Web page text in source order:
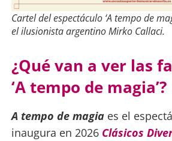
Cartel del espectáculo ‘A tempo de
el ilusionista argentino Mirko Callaci.
¿Qué van a ver las
‘A tempo de magia’?
A tempo de magiaes el
inaugura en 2026 Clásicos